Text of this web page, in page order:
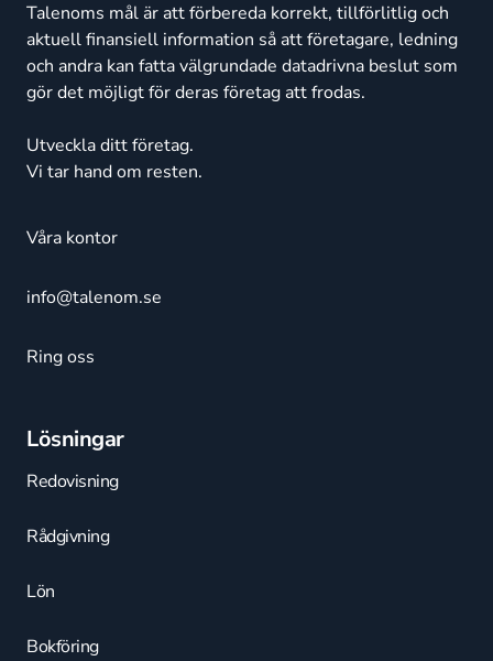
Talenoms mål är att förbereda korrekt, tillförlitlig och
aktuell finansiell information så att företagare, ledning
och andra kan fatta välgrundade datadrivna beslut som
gör det möjligt för deras företag att frodas.
Utveckla ditt företag.
Vi tar hand om resten.
Våra kontor
info@talenom.se
Ring oss
Lösningar
Redovisning
Rådgivning
Lön
Bokföring